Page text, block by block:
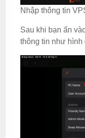
Nhập thông tin
Sau khi bạn ấn
thông tin như